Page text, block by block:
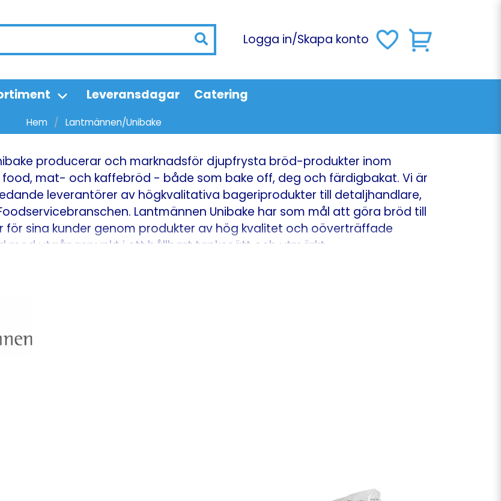
Logga in/Skapa konto
Leveransdagar Catering
Hem Lantmännen/Unibake
producerar och marknadsför djupfrysta bröd-produkter inom
mat- och kaffebröd - både som bake off, deg och färdigbakat. Vi är
leverantörer av högkvalitativa bageriprodukter till detaljhandlare,
Lantmännen Unibake har som mål att göra bröd till
för sina kunder genom produkter av hög kvalitet och oöverträffade
med utgångspunkt i ett hållbart tankesätt och utmärkt